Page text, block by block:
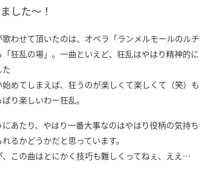
した～！
わせて頂いたのは、オペラ「ランメルモールのルチ
狂乱の場」。一曲といえど、狂乱はやはり精神的に
た
めてしまえば、狂うのが楽しくて楽しくて（笑）も
り楽しいわー狂乱。
あたり、やはり一番大事なのはやはり役柄の気持ち
るかどうかだと思っています。
この曲はとにかく技巧も難しくってねぇ、ええ…